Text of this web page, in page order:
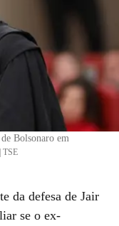
Bolsonaro em
TSE
da defesa de Jair
se o ex-